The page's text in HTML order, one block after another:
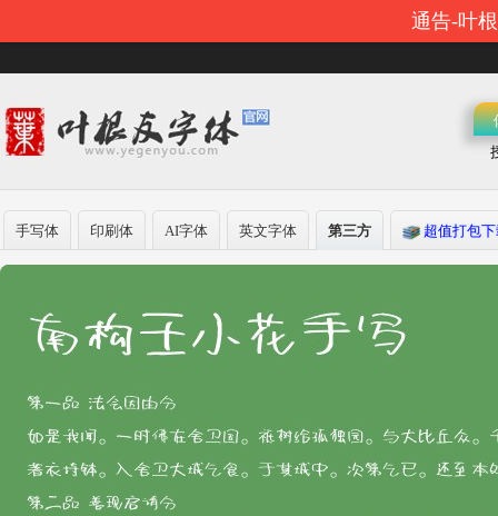
通告-叶
手写体 印刷体 AI字体 英文字体 第三方 超值打包